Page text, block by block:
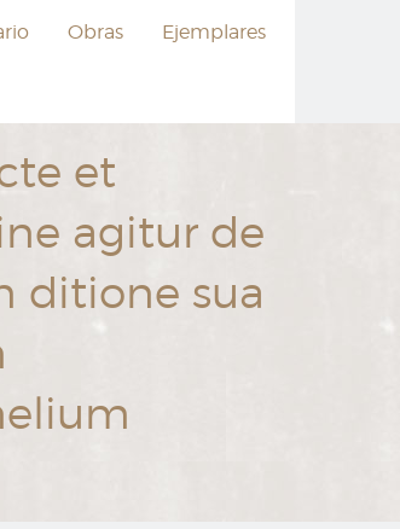
Obras Ejemplares
et
agitur de
ditione sua